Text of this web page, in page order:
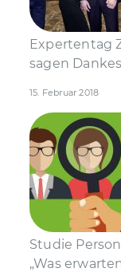
Expertentag
sagen
15. Februar 2018
Studie
„Was